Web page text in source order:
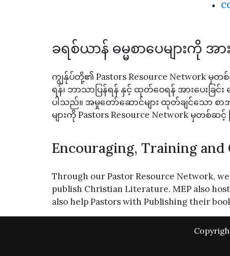
ခရစ်ယာန် ဓမ္မစာပေများကို အား
ကျွန်ုပ်တို့၏ Pastors Resource Network မှတ
ရန်၊ ဘာသာပြန်ရန် နှင့် ထုတ်ဝေရန် အားပေးခြ
ပါသည်။ အမှုတော်ဆောင်များ ထုတ်ချင်သော စာ
များကို Pastors Resource Network မှတစ်ဆ
Encouraging, Training
Through our Pastor Resource Network,
publish Christian Literature. MEP also
also help Pastors with Publishing their